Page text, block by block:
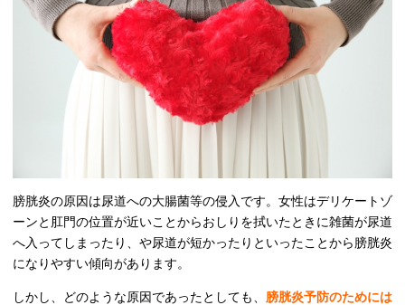
膀胱炎の原因は尿道への大腸菌等の侵入です。女性はデリケートゾ
ーンと肛門の位置が近いことからおしりを拭いたときに雑菌が尿道
へ入ってしまったり、や尿道が短かったりといったことから膀胱炎
になりやすい傾向があります。
しかし、どのような原因であったとしても、 膀胱炎予防のためには